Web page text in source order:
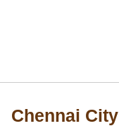
Chennai City